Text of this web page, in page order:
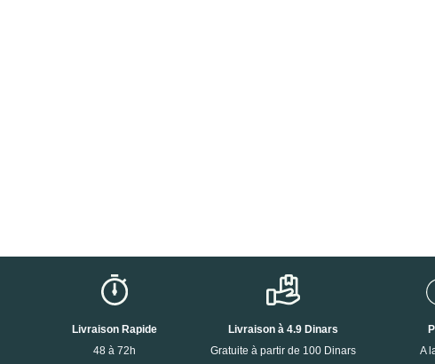
Livraison Rapide
48 à 72h
Livraison à 4.9 Dinars
Gratuite à partir de 100 Dinars
A